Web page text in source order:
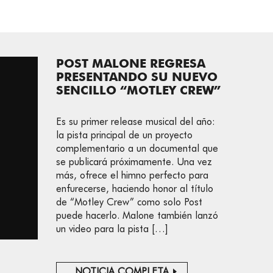
POST MALONE REGRESA
PRESENTANDO SU NUEVO
SENCILLO “MOTLEY CREW”
Es su primer release musical del año:
la pista principal de un proyecto
complementario a un documental que
se publicará próximamente. Una vez
más, ofrece el himno perfecto para
enfurecerse, haciendo honor al título
de “Motley Crew” como solo Post
puede hacerlo. Malone también lanzó
un video para la pista […]